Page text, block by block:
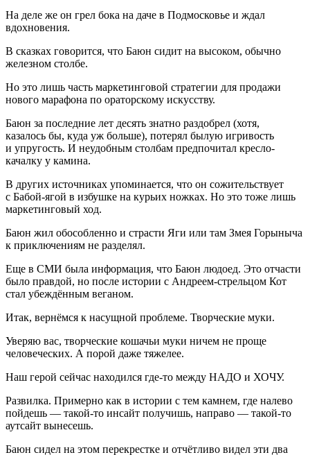
На деле же он грел бока на даче в Подмосковье и ждал
вдохновения.
В сказках говорится, что Баюн сидит на высоком, обычно
железном столбе.
Но это лишь часть маркетинговой стратегии для продажи
нового марафона по ораторскому искусству.
Баюн за последние лет десять знатно раздобрел (хотя,
казалось бы, куда уж больше), потерял былую игривость
и упругость. И неудобным столбам предпочитал кресло-
качалку у камина.
В других источниках упоминается, что он сожительствует
с Бабой-ягой в избушке на курьих ножках. Но это тоже лишь
маркетинговый ход.
Баюн жил обособленно и страсти Яги или там Змея Горыныча
к приключениям не разделял.
Еще в СМИ была информация, что Баюн людоед. Это отчасти
было правдой, но после истории с Андреем-стрельцом Кот
стал убеждённым веганом.
Итак, вернёмся к насущной проблеме. Творческие муки.
Уверяю вас, творческие кошачьи муки ничем не проще
человеческих. А порой даже тяжелее.
Наш герой сейчас находился где-то между НАДО и ХОЧУ.
Развилка. Примерно как в истории с тем камнем, где налево
пойдешь — такой-то инсайт получишь, направо — такой-то
аутсайт вынесешь.
Баюн сидел на этом перекрестке и отчётливо видел эти два